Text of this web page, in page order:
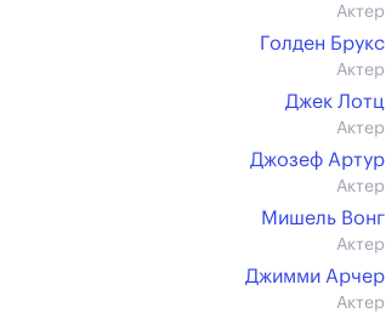
Актер
Голден Брукс
Актер
Джек Лотц
Актер
Джозеф Артур
Актер
Мишель Вонг
Актер
Джимми Арчер
Актер